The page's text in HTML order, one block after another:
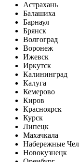
Астрахань
Балашиха
Барнаул
Брянск
Волгоград
Воронеж
Ижевск
Иркутск
Калининград
Калуга
Кемерово
Киров
Красноярск
Курск
Липецк
Махачкала
Набережные
Новокузнецк